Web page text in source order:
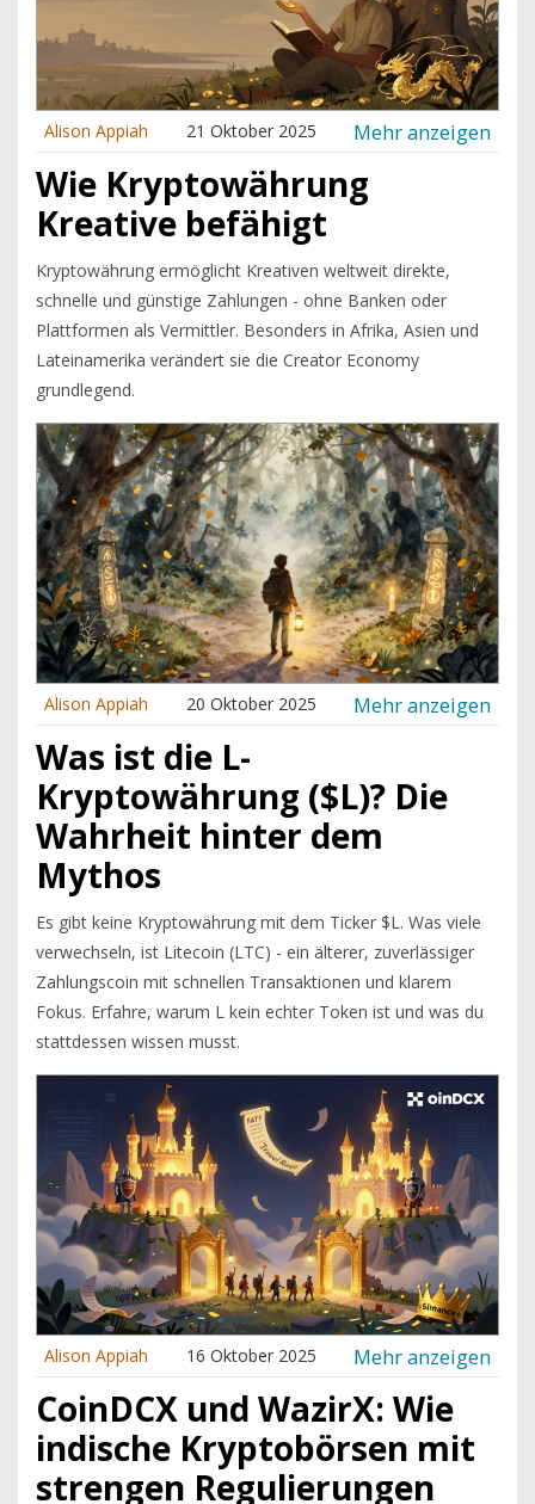
Alison Appiah 21 Oktober 2025 Mehr anzeigen
Wie Kryptowährung
Kreative befähigt
Kryptowährung ermöglicht Kreativen weltweit direkte,
schnelle und günstige Zahlungen - ohne Banken oder
Plattformen als Vermittler. Besonders in Afrika, Asien und
Lateinamerika verändert sie die Creator Economy
grundlegend.
Alison Appiah 20 Oktober 2025 Mehr anzeigen
Was ist die L-
Kryptowährung ($L)? Die
Wahrheit hinter dem
Mythos
Es gibt keine Kryptowährung mit dem Ticker $L. Was viele
verwechseln, ist Litecoin (LTC) - ein älterer, zuverlässiger
Zahlungscoin mit schnellen Transaktionen und klarem
Fokus. Erfahre, warum L kein echter Token ist und was du
stattdessen wissen musst.
Alison Appiah 16 Oktober 2025 Mehr anzeigen
CoinDCX und WazirX: Wie
indische Kryptobörsen mit
strengen Regulierungen